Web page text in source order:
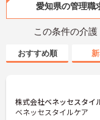
愛知県の管理職
この条件の介
おすすめ順
株式会社ベネッセスタイ
ベネッセスタイルケア